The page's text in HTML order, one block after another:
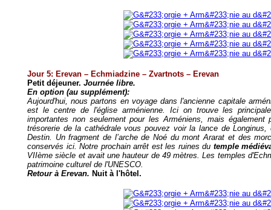
Jour 5: Erevan – Echmiadzine – Zvartnots – Erevan
Petit déjeuner. Journée libre.
En option (au supplément):
Aujourd'hui, nous partons en voyage dans l'ancienne capitale
est le centre de l'église arménienne. Ici on trouve les
importantes non seulement pour les Arméniens, mais
trésorerie de la cathédrale vous pouvez voir la lance de
Destin. Un fragment de l’arche de Noé du mont Ararat et des
conservés ici. Notre prochain arrêt est les ruines du temple
VIIème siècle et avait une hauteur de 49 mètres. Les temples
patrimoine culturel de l'UNESCO.
Retour à Erevan. Nuit à l'hôtel.